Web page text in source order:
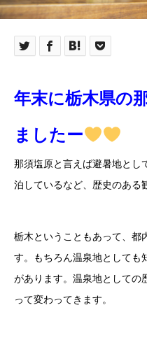
年末に栃木県の
ましたー
那須塩原と言えば避暑地とし
泊しているなど、歴史のある
栃木ということもあって、都
す。もちろん温泉地としても
があります。温泉地としての
って変わってきます。